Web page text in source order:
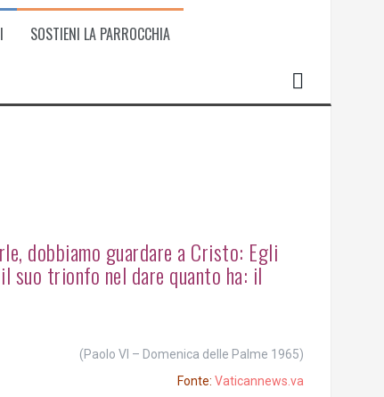
SOSTIENI LA PARROCCHIA
dobbiamo guardare a Cristo: Egli
suo trionfo nel dare quanto ha: il
(Paolo VI – Domenica delle Palme 1965)
Fonte: Vaticannews.va